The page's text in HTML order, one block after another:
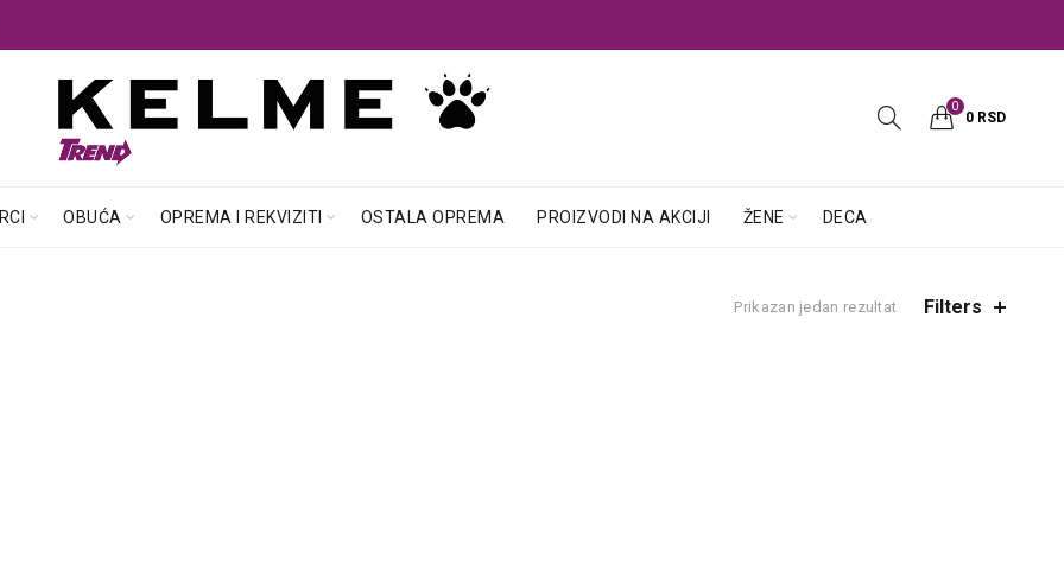
0
0 RSD
OBUĆA OPREMA I REKVIZITI OSTALA OPREMA PROIZVODI NA AKCIJI ŽENE DECA
Prikazan jedan rezultat Filters